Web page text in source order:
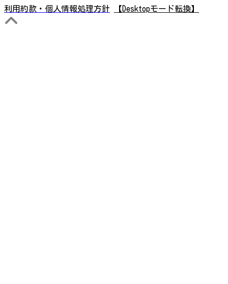
利用約款・個人情報処理方針
【Desktopモード転換】